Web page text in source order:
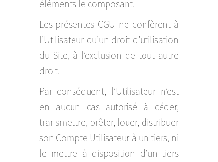
éléments le composant.
Les présentes CGU ne confèrent à
l’Utilisateur qu’un droit d’utilisation
du Site, à l’exclusion de tout autre
droit.
Par conséquent, l’Utilisateur n’est
en aucun cas autorisé à céder,
transmettre, prêter, louer, distribuer
son Compte Utilisateur à un tiers, ni
le mettre à disposition d’un tiers